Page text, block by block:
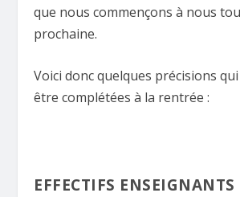
que nous commençons à nous
prochaine.
Voici donc quelques précisions
être complétées à la rentrée :
EFFECTIFS ENSEIGNANTS